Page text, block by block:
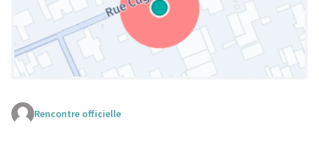
Rencontre officielle